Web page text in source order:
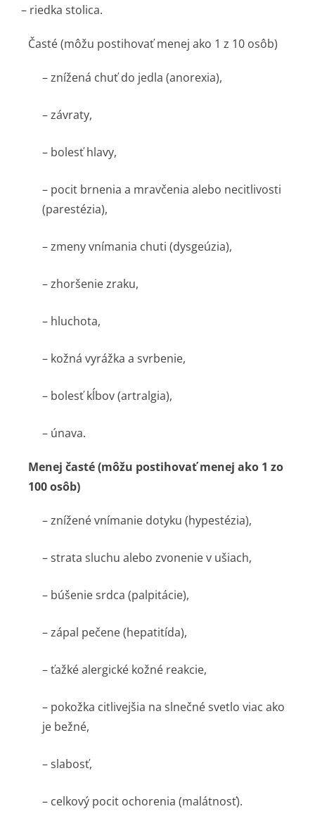
– riedka stolica.
Časté (môžu postihovať menej ako 1 z 10 osôb)
– znížená chuť do jedla (anorexia),
– závraty,
– bolesť hlavy,
– pocit brnenia a mravčenia alebo necitlivosti
(parestézia),
– zmeny vnímania chuti (dysgeúzia),
– zhoršenie zraku,
– hluchota,
– kožná vyrážka a svrbenie,
– bolesť kĺbov (artralgia),
– únava.
Menej časté (môžu postihovať menej ako 1 zo
100 osôb)
– znížené vnímanie dotyku (hypestézia),
– strata sluchu alebo zvonenie v ušiach,
– búšenie srdca (palpitácie),
– zápal pečene (hepatitída),
– ťažké alergické kožné reakcie,
– pokožka citlivejšia na slnečné svetlo viac ako
je bežné,
– slabosť,
– celkový pocit ochorenia (malátnosť).